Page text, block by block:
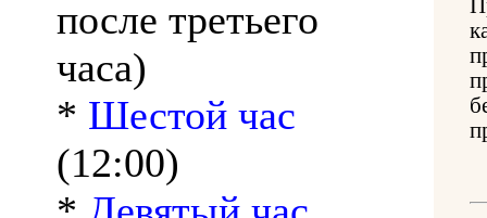
после третьего
часа)
* Шестой час
(12:00)